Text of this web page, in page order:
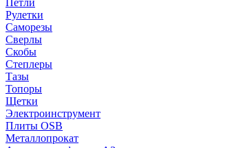
Петли
Рулетки
Саморезы
Сверлы
Скобы
Степлеры
Тазы
Топоры
Щетки
Электроинструмент
Плиты OSB
Металлопрокат